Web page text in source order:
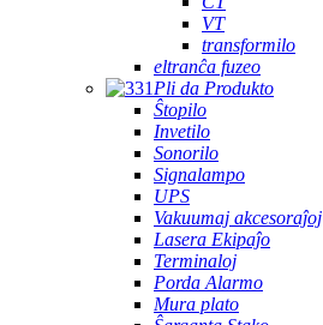
VT
transformilo
eltranĉa fuzeo
Pli da Produkto
Ŝtopilo
Invetilo
Sonorilo
Signalampo
UPS
Vakuumaj akcesoraĵoj
Lasera Ekipaĵo
Terminaloj
Porda Alarmo
Mura plato